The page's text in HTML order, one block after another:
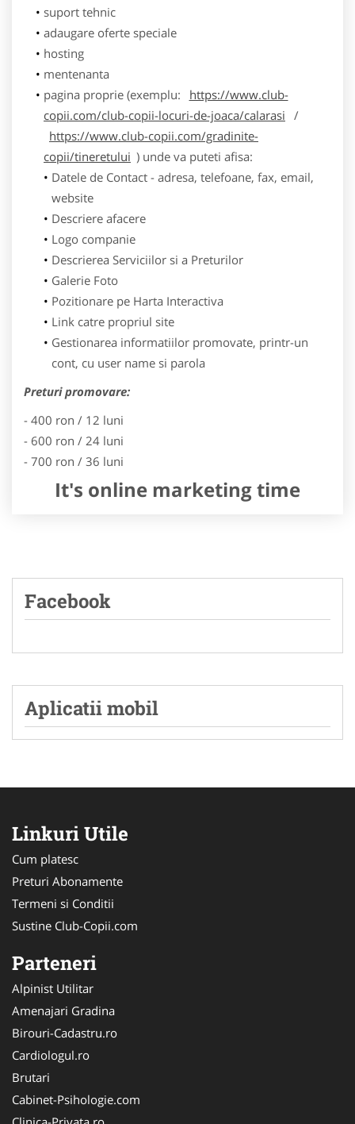
suport tehnic
adaugare oferte speciale
hosting
mentenanta
pagina proprie (exemplu:
https://www.club-
copii.com/club-copii-locuri-de-joaca/calarasi /
https://www.club-copii.com/gradinite-
copii/tineretului ) unde va puteti afisa:
Datele de Contact - adresa, telefoane, fax, email,
website
Descriere afacere
Logo companie
Descrierea Serviciilor si a Preturilor
Galerie Foto
Pozitionare pe Harta Interactiva
Link catre propriul site
Gestionarea informatiilor promovate, printr-un
cont, cu user name si parola
Preturi promovare:
- 400 ron / 12 luni
- 600 ron / 24 luni
- 700 ron / 36 luni
It's online marketing time
Facebook
Aplicatii mobil
Linkuri Utile
Cum platesc
Preturi Abonamente
Termeni si Conditii
Sustine Club-Copii.com
Parteneri
Alpinist Utilitar
Amenajari Gradina
Birouri-Cadastru.ro
Cardiologul.ro
Brutari
Cabinet-Psihologie.com